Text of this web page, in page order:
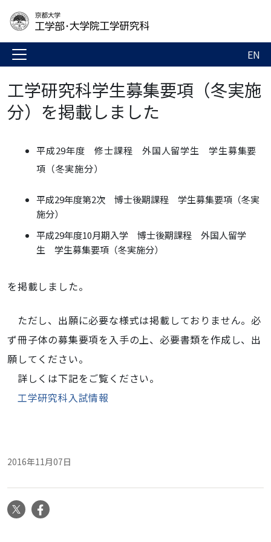
EN
工学研究科学生募集要項（冬実施
分）を掲載しました
平成29年度 修士課程 外国人留学生 学生募集要
項（冬実施分）
平成29年度第2次 博士後期課程 学生募集要項（冬実
施分）
平成29年度10月期入学 博士後期課程 外国人留学
生 学生募集要項（冬実施分）
を掲載しました。
ただし、出願に必要な様式は掲載しておりません。必
ず冊子体の募集要項を入手の上、必要書類を作成し、出
願してください。
詳しくは下記をご覧ください。
工学研究科入試情報
2016年11月07日
X